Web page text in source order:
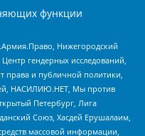
функции
Нижегородский
гендерных исследований,
права и публичной политики,
НАСИЛИЮ.НЕТ, Мы против
Петербург, Лига
Союз, Хасдей Ерушалаим,
массовой информации,